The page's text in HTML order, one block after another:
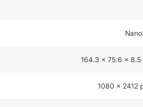
164.3 x 75.6 x 8.5
1080 x 2412